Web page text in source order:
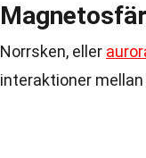
Norrsken, eller
interaktioner